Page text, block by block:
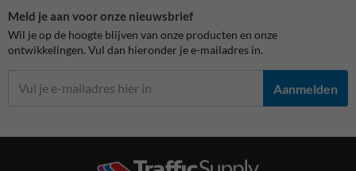
Meld je aan voor onze nieuwsbrief
Wil je op de hoogte blijven van onze producten en onze
ontwikkelingen. Vul dan hieronder je e-mailadres in.
Aanmelden